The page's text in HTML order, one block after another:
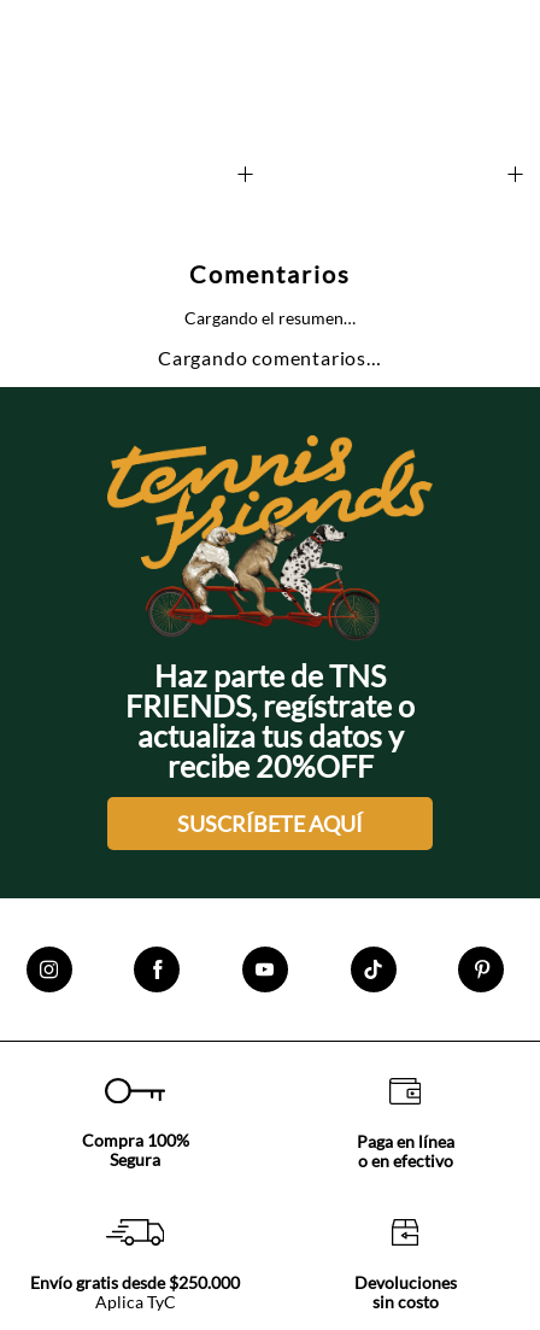
+ +
Comentarios
Cargando el resumen…
Cargando comentarios…
Haz parte de TNS
FRIENDS, regístrate o
actualiza tus datos y
recibe 20%OFF
SUSCRÍBETE AQUÍ
Compra 100%
Segura
Paga en línea
o en efectivo
Envío gratis desde $250.000
Aplica TyC
Devoluciones
sin costo